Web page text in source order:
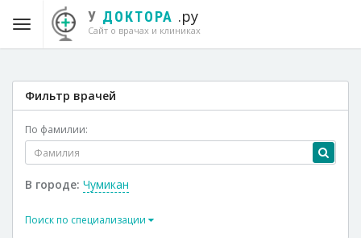
У ДОКТОРА .ру
Сайт о врачах и клиниках
Фильтр врачей
По фамилии:
В городе: Чумикан
Поиск по специализации